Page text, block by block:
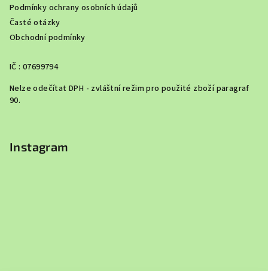
Podmínky ochrany osobních údajů
Časté otázky
Obchodní podmínky
IČ : 07699794
Nelze odečítat DPH - zvláštní režim pro použité zboží paragraf
90.
Instagram